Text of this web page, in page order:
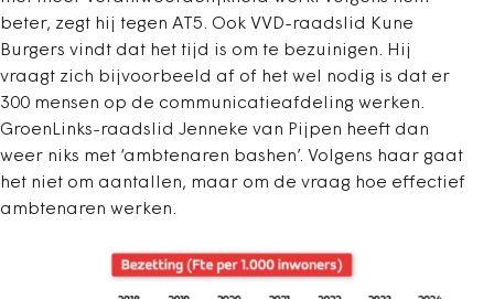
beter, zegt hij tegen AT5. Ook VVD-raadslid Kune
Burgers vindt dat het tijd is om te bezuinigen. Hij
vraagt zich bijvoorbeeld af of het wel nodig is dat er
300 mensen op de communicatieafdeling werken.
GroenLinks-raadslid Jenneke van Pijpen heeft dan
weer niks met ‘ambtenaren bashen’. Volgens haar gaat
het niet om aantallen, maar om de vraag hoe effectief
ambtenaren werken.